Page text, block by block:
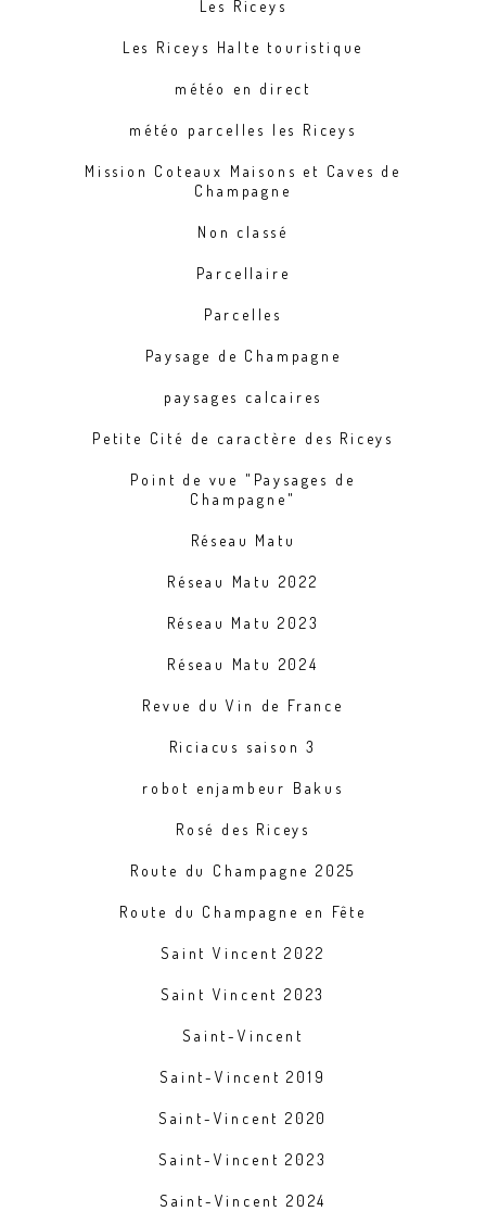
Les Riceys
Les Riceys Halte touristique
météo en direct
météo parcelles les Riceys
Mission Coteaux Maisons et Caves de
Champagne
Non classé
Parcellaire
Parcelles
Paysage de Champagne
paysages calcaires
Petite Cité de caractère des Riceys
Point de vue "Paysages de
Champagne"
Réseau Matu
Réseau Matu 2022
Réseau Matu 2023
Réseau Matu 2024
Revue du Vin de France
Riciacus saison 3
robot enjambeur Bakus
Rosé des Riceys
Route du Champagne 2025
Route du Champagne en Fête
Saint Vincent 2022
Saint Vincent 2023
Saint-Vincent
Saint-Vincent 2019
Saint-Vincent 2020
Saint-Vincent 2023
Saint-Vincent 2024